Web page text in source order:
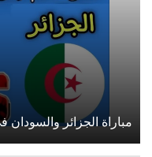
مباراة الجزائر والسودان